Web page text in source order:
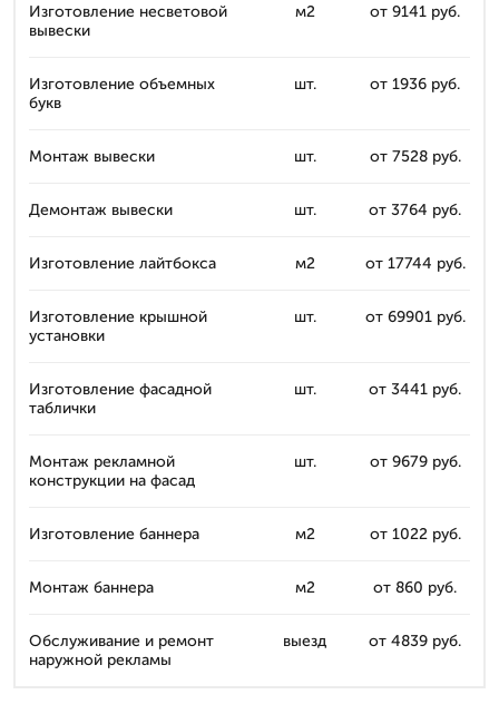
Изготовление несветовой
вывески
м2 от 9141 руб.
Изготовление объемных
букв
шт. от 1936 руб.
Монтаж вывески шт. от 7528 руб.
Демонтаж вывески шт. от 3764 руб.
Изготовление лайтбокса м2 от 17744 руб.
Изготовление крышной
установки
шт. от 69901 руб.
Изготовление фасадной
таблички
шт. от 3441 руб.
Монтаж рекламной
конструкции на фасад
шт. от 9679 руб.
Изготовление баннера м2 от 1022 руб.
Монтаж баннера м2 от 860 руб.
Обслуживание и ремонт
наружной рекламы
выезд от 4839 руб.